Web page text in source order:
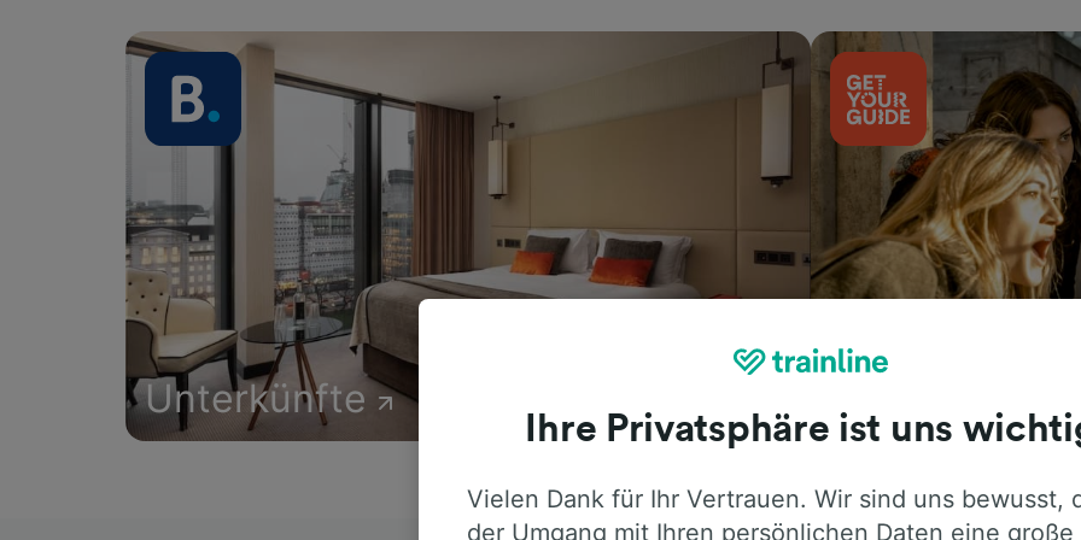
Unterkünfte
Ihre Privatsphäre ist uns
Vielen Dank für Ihr Vertrauen. Wir sind uns bewusst,
der Umgang mit Ihren persönlichen Daten eine große